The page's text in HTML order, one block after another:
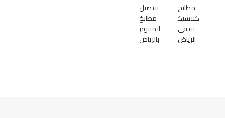
مطابخ
كلاسيك
يه في
الرياض
تفصيل
مطابخ
المنيوم
بالرياض